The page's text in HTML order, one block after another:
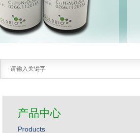
产品中心
Products